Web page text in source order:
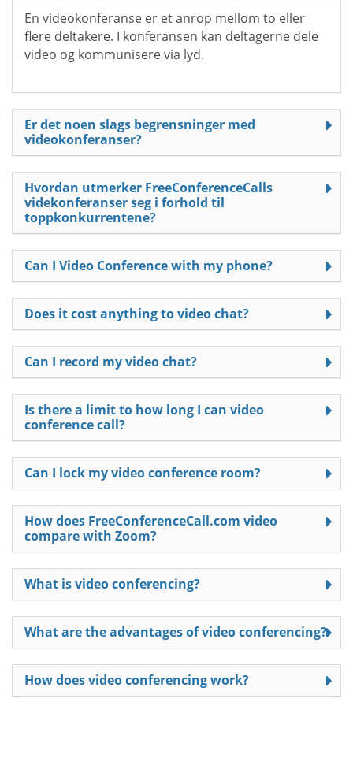
En videokonferanse er et anrop mellom to eller
flere deltakere. I konferansen kan deltagerne dele
video og kommunisere via lyd.
Er det noen slags begrensninger med
videokonferanser?
Hvordan utmerker FreeConferenceCalls
videkonferanser seg i forhold til
toppkonkurrentene?
Can I Video Conference with my phone?
Does it cost anything to video chat?
Can I record my video chat?
Is there a limit to how long I can video
conference call?
Can I lock my video conference room?
How does FreeConferenceCall.com video
compare with Zoom?
What is video conferencing?
What are the advantages of video conferencing?
How does video conferencing work?